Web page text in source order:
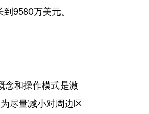
9580万美元。
念和操作模式是激
尽量减小对周边区